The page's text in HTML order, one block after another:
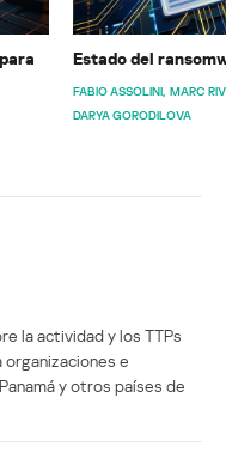
Estado del
FABIO ASSOLINI MARC
DARYA GORODILOVA
la actividad y los TTPs
organizaciones e
y otros países de